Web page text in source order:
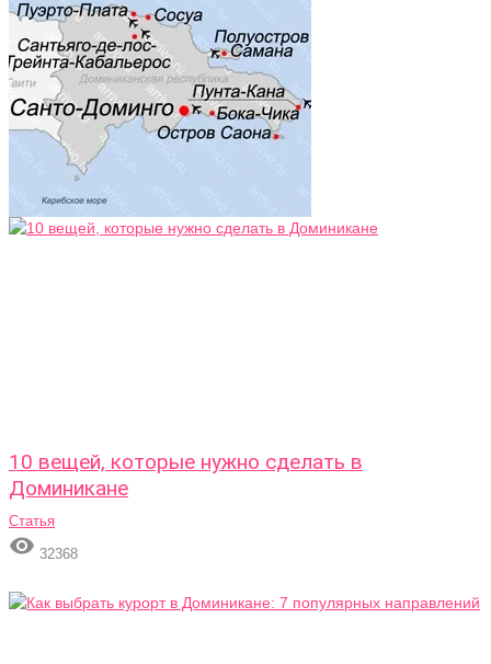
10 вещей, которые нужно сделать в
Доминикане
Статья
 32368